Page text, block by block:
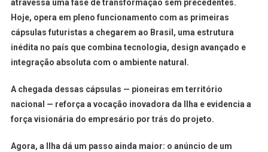
atravessa uma fase de transformação sem precedentes.
Hoje, opera em pleno funcionamento com as primeiras
cápsulas futuristas a chegarem ao Brasil , uma estrutura
inédita no país que combina tecnologia, design avançado e
integração absoluta com o ambiente natural.
A chegada dessas cápsulas — pioneiras em território
nacional — reforça a vocação inovadora da Ilha e evidencia a
força visionária do empresário por trás do projeto.
Agora, a Ilha dá um passo ainda maior: o anúncio de um